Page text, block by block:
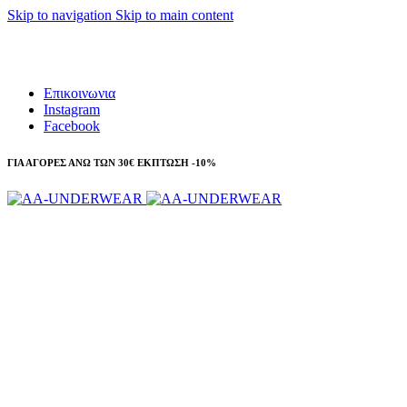
Skip to navigation Skip to main content
Επικοινωνια
Instagram
Facebook
ΓΙΑ ΑΓΟΡΕΣ ΑΝΩ ΤΩΝ 30€ ΕΚΠΤΩΣΗ -10%